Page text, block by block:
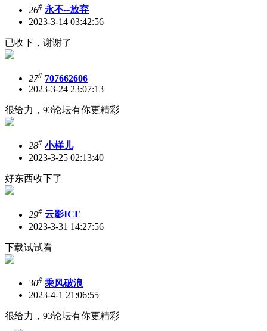
26# 永不--放弃
2023-3-14 03:42:56
已收下，谢谢了
27# 707662606
2023-3-24 23:07:13
很给力，93论坛有你更精彩
28# 小样儿
2023-3-25 02:13:40
好东西收下了
29# 云影ICE
2023-3-31 14:27:56
下载试试看
30# 乘风破浪
2023-4-1 21:06:55
很给力，93论坛有你更精彩